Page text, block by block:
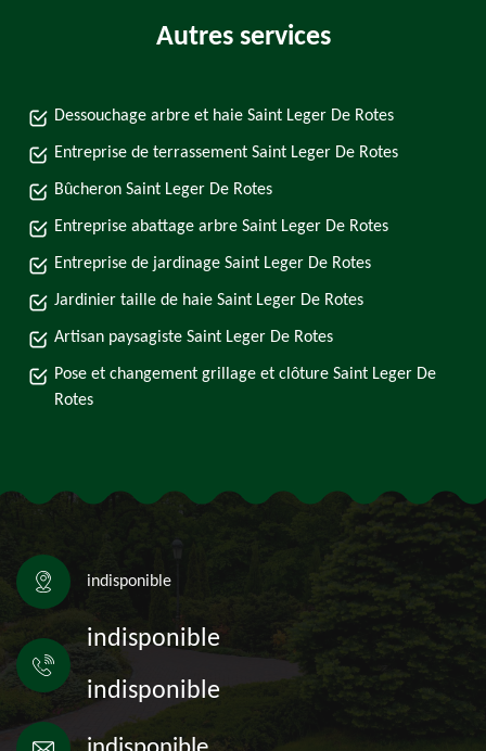
Autres services
Dessouchage arbre et haie Saint Leger De Rotes
Entreprise de terrassement Saint Leger De Rotes
Bûcheron Saint Leger De Rotes
Entreprise abattage arbre Saint Leger De Rotes
Entreprise de jardinage Saint Leger De Rotes
Jardinier taille de haie Saint Leger De Rotes
Artisan paysagiste Saint Leger De Rotes
Pose et changement grillage et clôture Saint Leger De
Rotes
indisponible
indisponible
indisponible